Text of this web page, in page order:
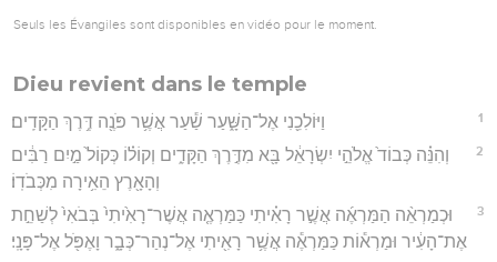
Seuls les Évangiles sont disponibles en vidéo pour le moment.
Dieu revient dans le temple
1 וַיּוֹלִכֵ֖נִי אֶל־הַשָּׁ֑עַר שַׁ֕עַר אֲשֶׁ֥ר פֹּנֶ֖ה דֶּ֥רֶךְ הַקָּדִֽים׃
2
וְהִנֵּ֗ה כְּבוֹד֙ אֱלֹהֵ֣י יִשְׂרָאֵ֔ל בָּ֖א מִדֶּ֣רֶךְ הַקָּדִ֑ים וְקוֹל֗וֹ כְּקוֹל֙ מַ֣יִם רַבִּ֔ים
וְהָאָ֖רֶץ הֵאִ֥ירָה מִכְּבֹדֽוֹ׃
3
וּכְמַרְאֵ֨ה הַמַּרְאֶ֜ה אֲשֶׁ֣ר רָאִ֗יתִי כַּמַּרְאֶ֤ה אֲשֶׁר־רָאִ֙יתִי֙ בְּבֹאִי֙ לְשַׁחֵ֣ת
אֶת־הָעִ֔יר וּמַרְא֕וֹת כַּמַּרְאֶ֕ה אֲשֶׁ֥ר רָאִ֖יתִי אֶל־נְהַר־כְּבָ֑ר וָאֶפֹּ֖ל אֶל־פָּנָֽי׃